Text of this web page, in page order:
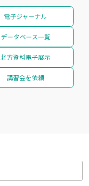
電子ジャーナル
データベース一覧
北方資料電子展示
講習会を依頼